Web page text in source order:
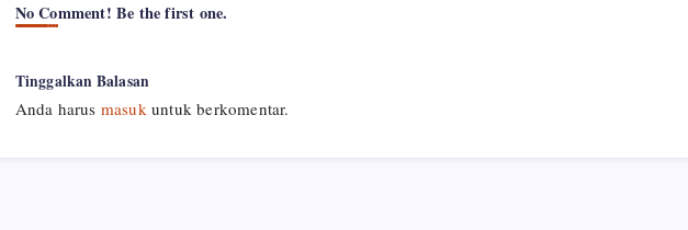
No Comment! Be the first one.
Tinggalkan Balasan
Anda harus masukuntuk berkomentar.